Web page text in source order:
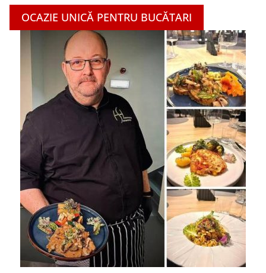
OCAZIE UNICĂ PENTRU BUCĂTARI